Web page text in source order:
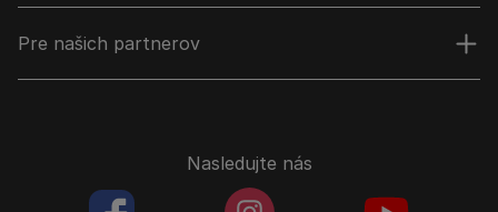
Pre našich partnerov
Nasledujte nás